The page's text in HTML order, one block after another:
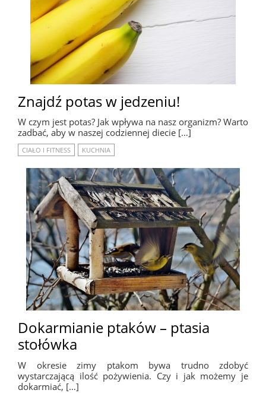
Znajdź potas w jedzeniu!
W czym jest potas? Jak wpływa na nasz organizm? Warto
zadbać, aby w naszej codziennej diecie […]
CIAŁO I FITNESS KUCHNIA
Dokarmianie ptaków – ptasia
stołówka
W okresie zimy ptakom bywa trudno zdobyć
wystarczającą ilość pożywienia. Czy i jak możemy je
dokarmiać, […]